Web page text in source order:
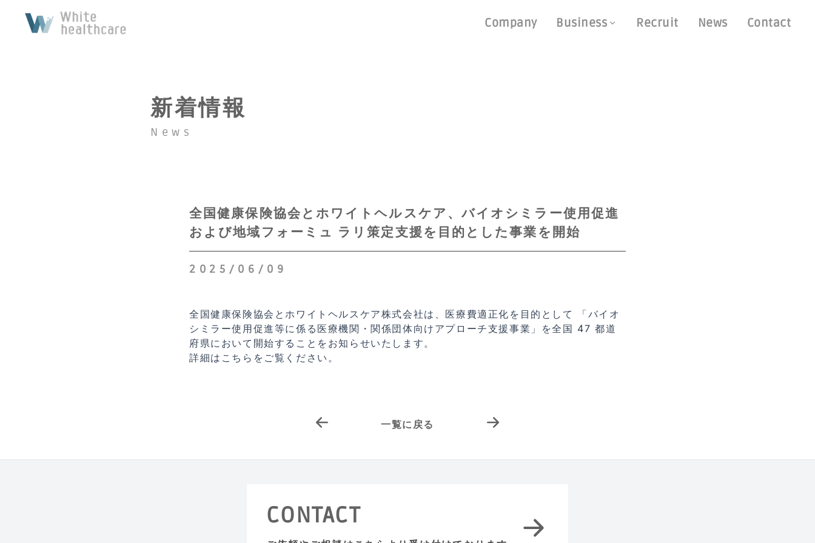
Company Business Recruit News Contact
新着情報
News
全国健康保険協会とホワイトヘルスケア、バイオシミラー使用促進
および地域フォーミュ ラリ策定支援を目的とした事業を開始
2025/06/09
全国健康保険協会とホワイトヘルスケア株式会社は、医療費適正化を目的として 「バイオ
シミラー使用促進等に係る医療機関・関係団体向けアプローチ支援事業」を全国 47 都道
府県において開始することをお知らせいたします。
詳細はこちらをご覧ください。
一覧に戻る
CONTACT